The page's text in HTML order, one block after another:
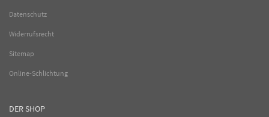
Datenschutz
Widerrufsrecht
Sitemap
Online-Schlichtung
DER SHOP